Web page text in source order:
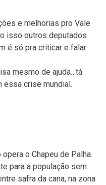
e melhorias pro Vale
isso outros deputados
é só pra criticar e falar
mesmo de ajuda…tá
essa crise mundial.
o Chapeu de Palha.
para a população sem
safra da cana, na zona